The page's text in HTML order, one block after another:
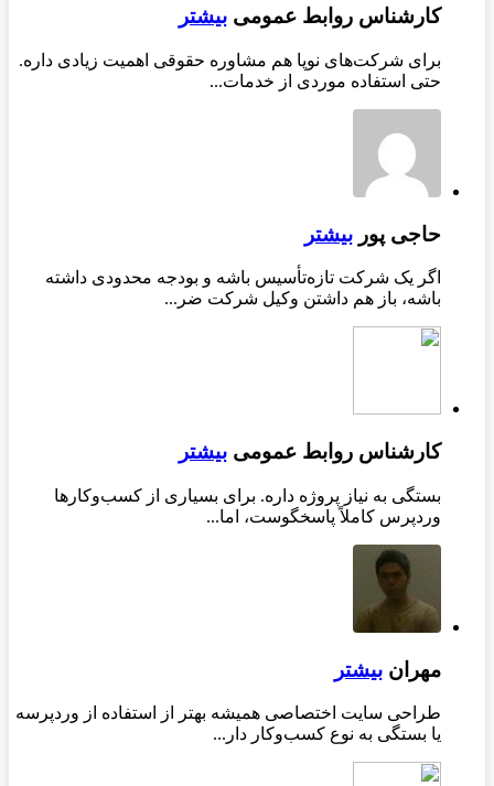
کارشناس روابط عمومی بیشتر
برای شرکت‌های نوپا هم مشاوره حقوقی اهمیت زیادی داره.
حتی استفاده موردی از خدمات...
حاجی پور بیشتر
اگر یک شرکت تازه‌تأسیس باشه و بودجه محدودی داشته
باشه، باز هم داشتن وکیل شرکت ضر...
کارشناس روابط عمومی بیشتر
بستگی به نیاز پروژه داره. برای بسیاری از کسب‌وکارها
وردپرس کاملاً پاسخگوست، اما...
مهران بیشتر
طراحی سایت اختصاصی همیشه بهتر از استفاده از وردپرسه
یا بستگی به نوع کسب‌وکار دار...